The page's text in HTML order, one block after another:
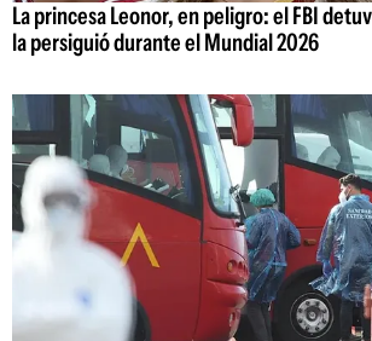
La princesa Leonor, en peligro: el FBI
la persiguió durante el Mundial 2026